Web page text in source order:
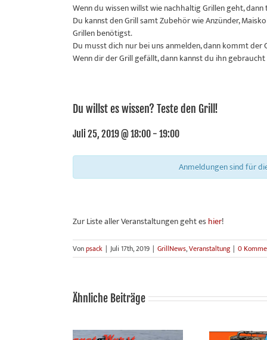
Wenn du wissen willst wie nachhaltig Grillen geht,
Du kannst den Grill samt Zubehör wie Anzünder,
Grillen benötigst.
Du musst dich nur bei uns anmelden, dann kommt der
Wenn dir der Grill gefällt, dann kannst du ihn
Du willst es wissen? Teste den Grill!
Juli 25, 2019 @ 18:00 - 19:00
Anmeldungen sind für
Zur Liste aller Veranstaltungen geht es hier!
Vonpsack | Juli 17th, 2019 | GrillNews,Veranstaltung | 0
Ähnliche Beiträge